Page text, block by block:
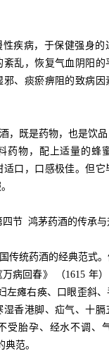
疾病，于保健强身的
紊乱，恢复气血阴阳
邪、痰瘀痹阻的致病
既是药物，也是饮品
药物，配上适量的蜂
适口，口感极佳。但
四节 鸿茅药酒的传承与
统药酒的经典范式。
病回春》 （1615 年
左瘫右痪、口眼歪斜、
湿香港脚、疝气、十膈
受胎孕、经水不调、
范。